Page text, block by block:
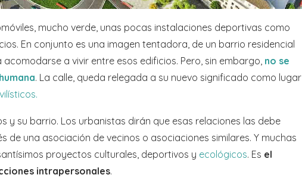
mucho verde, unas pocas instalaciones deportivas como
En conjunto es una imagen tentadora, de un barrio residencial
a vivir entre esos edificios. Pero, sin embargo, no se
. La calle, queda relegada a su nuevo significado como lugar
.
y su barrio. Los urbanistas dirán que esas relaciones las debe
de una asociación de vecinos o asociaciones similares. Y muchas
proyectos culturales, deportivos y ecológicos. Es el
intrapersonales.